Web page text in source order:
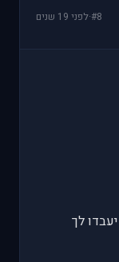
#8
·לפני 19 שנים